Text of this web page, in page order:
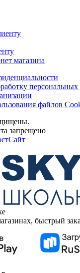
магазина
файлов
запрещено
быстрый